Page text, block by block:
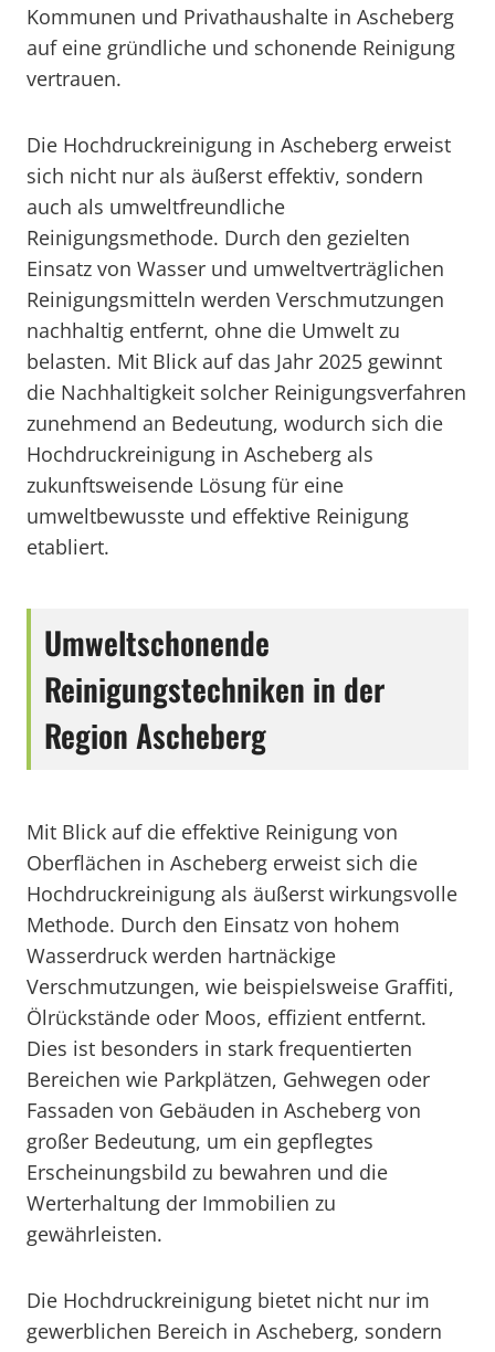
Kommunen und Privathaushalte in Ascheberg
auf eine gründliche und schonende Reinigung
vertrauen.
Die Hochdruckreinigung in Ascheberg erweist
sich nicht nur als äußerst effektiv, sondern
auch als umweltfreundliche
Reinigungsmethode. Durch den gezielten
Einsatz von Wasser und umweltverträglichen
Reinigungsmitteln werden Verschmutzungen
nachhaltig entfernt, ohne die Umwelt zu
belasten. Mit Blick auf das Jahr 2025 gewinnt
die Nachhaltigkeit solcher Reinigungsverfahren
zunehmend an Bedeutung, wodurch sich die
Hochdruckreinigung in Ascheberg als
zukunftsweisende Lösung für eine
umweltbewusste und effektive Reinigung
etabliert.
Umweltschonende
Reinigungstechniken in der
Region Ascheberg
Mit Blick auf die effektive Reinigung von
Oberflächen in Ascheberg erweist sich die
Hochdruckreinigung als äußerst wirkungsvolle
Methode. Durch den Einsatz von hohem
Wasserdruck werden hartnäckige
Verschmutzungen, wie beispielsweise Graffiti,
Ölrückstände oder Moos, effizient entfernt.
Dies ist besonders in stark frequentierten
Bereichen wie Parkplätzen, Gehwegen oder
Fassaden von Gebäuden in Ascheberg von
großer Bedeutung, um ein gepflegtes
Erscheinungsbild zu bewahren und die
Werterhaltung der Immobilien zu
gewährleisten.
Die Hochdruckreinigung bietet nicht nur im
gewerblichen Bereich in Ascheberg, sondern